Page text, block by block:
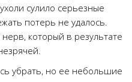
сулило серьезные
потерь не удалось.
который в результате
убрать, но ее небольшие